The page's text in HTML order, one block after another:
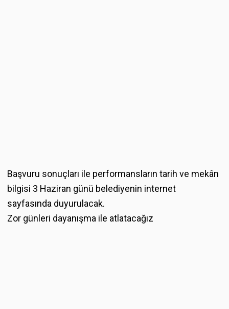
Başvuru sonuçları ile performansların tarih ve mekân
bilgisi 3 Haziran günü belediyenin internet
sayfasında duyurulacak.
Zor günleri dayanışma ile atlatacağız